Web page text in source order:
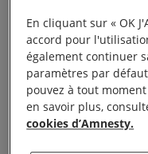
une personne dans
en raison de la
Cette décision
originaire des
En cliquant sur « OK
accord pour
également continuer
paramètres par
pouvez à tout
en savoir plus,
cookies d’Amnesty.